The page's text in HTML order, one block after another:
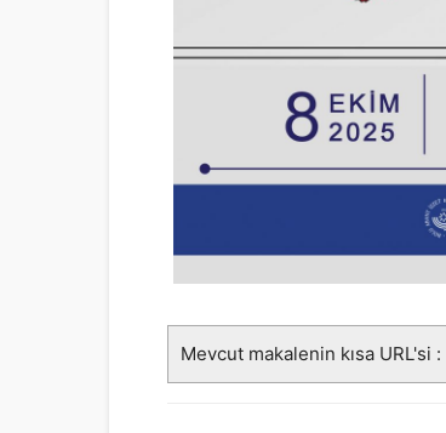
Mevcut makalenin kısa URL'si :